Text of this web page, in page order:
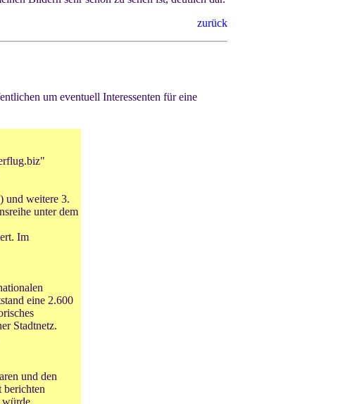
zurück
um eventuell Interessenten für eine
und weitere 3.
unter dem
Im
eine 2.600
Stadtnetz.
und den
berichten